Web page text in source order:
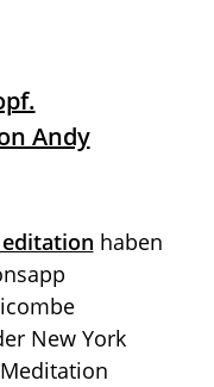
Andy
haben
New York